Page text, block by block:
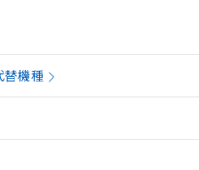
替機種